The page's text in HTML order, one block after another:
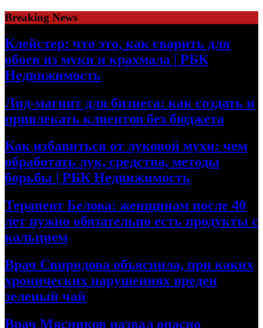
Skip
to
content
Breaking News
Клейстер: что это, как сварить для
обоев из муки и крахмала | РБК
Недвижимость
Лид-магнит для бизнеса: как создать и
привлекать клиентов без бюджета
Как избавиться от луковой мухи: чем
обработать лук, средства, методы
борьбы | РБК Недвижимость
Терапевт Белова: женщинам после 40
лет нужно обязательно есть продукты с
кальцием
Врач Свиридова объяснила, при каких
хронических нарушениях вреден
зеленый чай
Врач Мясников назвал опасно